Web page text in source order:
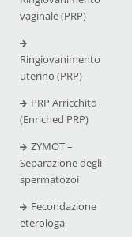
vaginale (PRP)
Ringiovanimento
uterino (PRP)
PRP Arricchito
(Enriched PRP)
ZYMOT –
Separazione degli
spermatozoi
Fecondazione
eterologa